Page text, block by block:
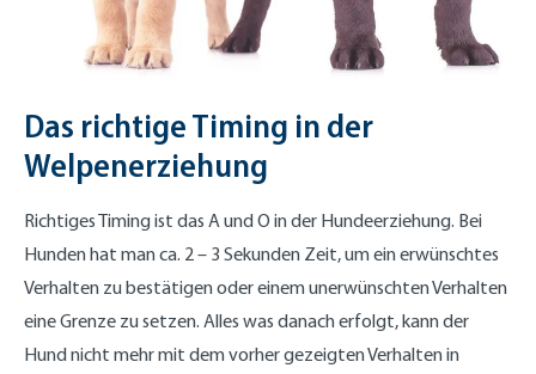
Das richtige Timing in der
Welpenerziehung
Richtiges Timing ist das A und O in der Hundeerziehung. Bei
Hunden hat man ca. 2 – 3 Sekunden Zeit, um ein erwünschtes
Verhalten zu bestätigen oder einem unerwünschten Verhalten
eine Grenze zu setzen. Alles was danach erfolgt, kann der
Hund nicht mehr mit dem vorher gezeigten Verhalten in